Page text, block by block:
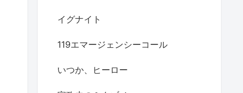
イグナイト
119エマージェンシーコール
いつか、ヒーロー